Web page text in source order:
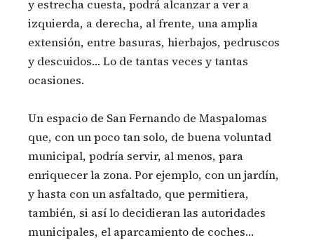
y estrecha cuesta, podrá alcanzar a ver a
izquierda, a derecha, al frente, una amplia
extensión, entre basuras, hierbajos, pedruscos
y descuidos… Lo de tantas veces y tantas
ocasiones.
Un espacio de San Fernando de Maspalomas
que, con un poco tan solo, de buena voluntad
municipal, podría servir, al menos, para
enriquecer la zona. Por ejemplo, con un jardín,
y hasta con un asfaltado, que permitiera,
también, si así lo decidieran las autoridades
municipales, el aparcamiento de coches…